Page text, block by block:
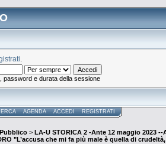
password e durata della sessione
AGENDA ACCEDI REGISTRATI
> LA-U STORICA 2 -Ante 12 maggio 2023 --
"L’accusa che mi fa più male è quella di